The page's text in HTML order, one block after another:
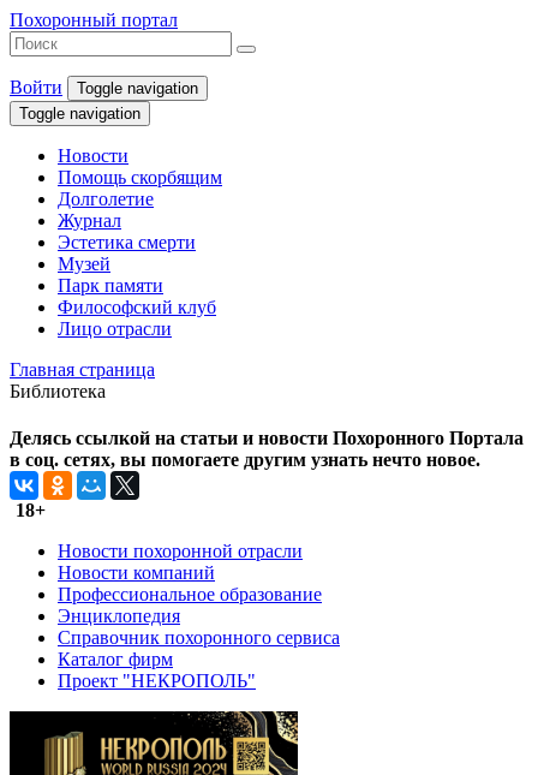
Похоронный портал
Войти
Toggle navigation
Toggle navigation
Новости
Помощь скорбящим
Долголетие
Журнал
Эстетика смерти
Музей
Парк памяти
Философский клуб
Лицо отрасли
Главная страница
Библиотека
Делясь ссылкой на статьи и новости Похоронного Портала
в соц. сетях, вы помогаете другим узнать нечто новое.
18+
Новости похоронной отрасли
Новости компаний
Профессиональное образование
Энциклопедия
Справочник похоронного сервиса
Каталог фирм
Проект "НЕКРОПОЛЬ"